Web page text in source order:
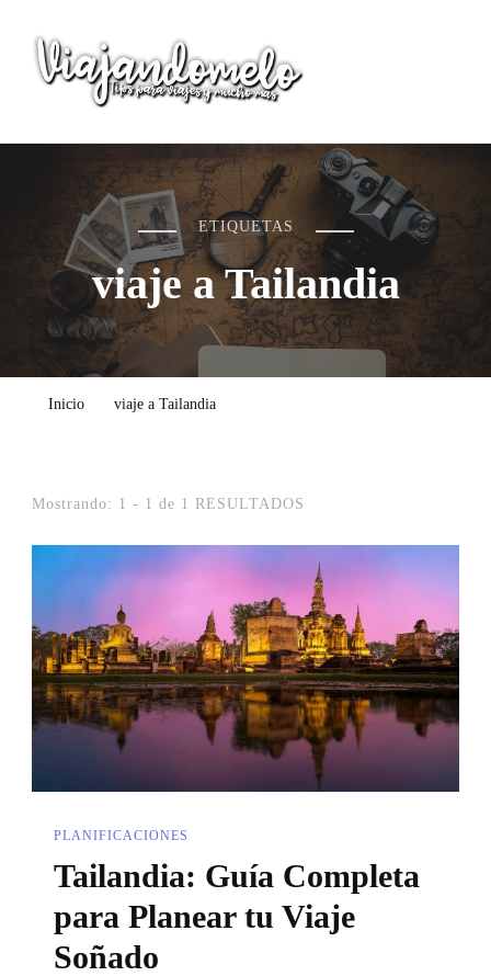
Viajandomelo
Todo lo que necesitas saber en tu próximo viaje
ETIQUETAS
viaje a Tailandia
Inicio viaje a Tailandia
Mostrando: 1 - 1 de 1 RESULTADOS
PLANIFICACIONES
Tailandia: Guía Completa
para Planear tu Viaje
Soñado